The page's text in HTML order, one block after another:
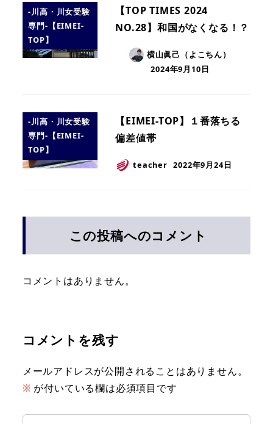
-川高・川女受験
専門-【EIMEI-
TOP】
【TOP TIMES 2024
NO.28】和国がなくなる！？
横山眞己（よこちん）
2024年9月10日
-川高・川女受験
専門-【EIMEI-
TOP】
【EIMEI-TOP】１番落ちる
偏差値帯
teacher 2022年9月24日
この投稿へのコメント
コメントはありません。
コメントを残す
メールアドレスが公開されることはありません。
※ が付いている欄は必須項目です